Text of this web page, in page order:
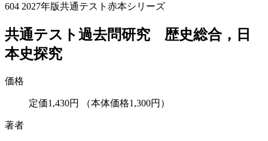
604 2027年版共通テスト赤本シリーズ
共通テスト過去問研究 歴史総合，日
本史探究
価格
定価1,430円 （本体価格1,300円）
著者